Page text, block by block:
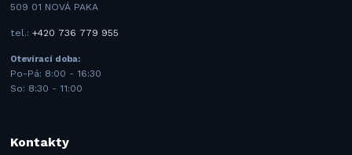
509 01 NOVÁ PAKA
tel.:+420 736 779 955
Otevírací doba:
Po-Pá: 8:00 - 16:30
So: 8:30 - 11:00
Kontakty